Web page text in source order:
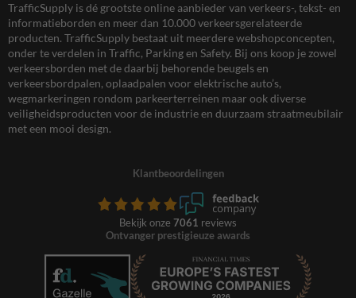
TrafficSupply is dé grootste online aanbieder van verkeers-, tekst- en
informatieborden en meer dan 10.000 verkeersgerelateerde
producten. TrafficSupply bestaat uit meerdere webshopconcepten,
onder te verdelen in Traffic, Parking en Safety. Bij ons koop je zowel
verkeersborden met de daarbij behorende beugels en
verkeersbordpalen, oplaadpalen voor elektrische auto’s,
wegmarkeringen rondom parkeerterreinen maar ook diverse
veiligheidsproducten voor de industrie en duurzaam straatmeubilair
met een mooi design.
Klantbeoordelingen
Bekijk onze 7061 reviews
Ontvanger prestigieuze awards